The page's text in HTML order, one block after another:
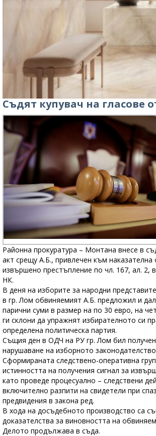
Съдят купувач на гласове
Районна прокуратура – Монтана внесе в
акт срещу А.Б., привлечен към наказателна
извършено престъпление по чл. 167, ал. 2,
НК.
В деня на изборите за народни
в гр. Лом обвиняемият А.Б. предложил и
парични суми в размер на по 30 евро, на
ги склони да упражнят избирателното си
определена политическа партия.
Същия ден в ОДЧ на РУ гр. Лом бил получен
нарушаване на изборното
Сформираната следствено-оперативна
истинността на получения сигнал за
като проведе процесуално – следствени
включително разпити на свидетели при
предвидения в закона ред.
В хода на досъдебното производство са
доказателства за виновността на
Делото продължава в съда.